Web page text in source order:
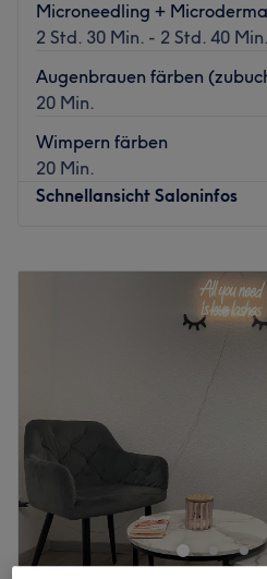
Microneedling +
2 Std. 30 Min. - 2 Std. 40 Min.
Augenbrauen färben
20 Min.
Wimpern färben
20 Min.
Schnellansicht Saloninfos
Im Kölner Kunibertsviertel
Geheimtipp für dich, wenn es
Kosmetikbehandlungen, die
und einen atemberaubenden
the coolest cat in town werden